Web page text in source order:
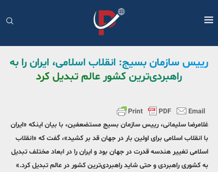
رییس سازمان بسیج: انقلاب اسلامی، ایران را به
راهبردی‌ترین کشور عالم تبدیل کرد
غلامرضا سلیمانی، رییس سازمان بسیج مستضعفین، با بیان اینکه «ایران
با انقلاب اسلامی برای اولین بار در جهان قد بر کشید»، گفت که «انقلاب
اسلامی تغییر هندسه قدرت در جهان بود و ایران را در ابعاد مختلف تبدیل
به کشوری راهبردی و حتی شاید راهبردی‌ترین کشور در عالم تبدیل کرد.»